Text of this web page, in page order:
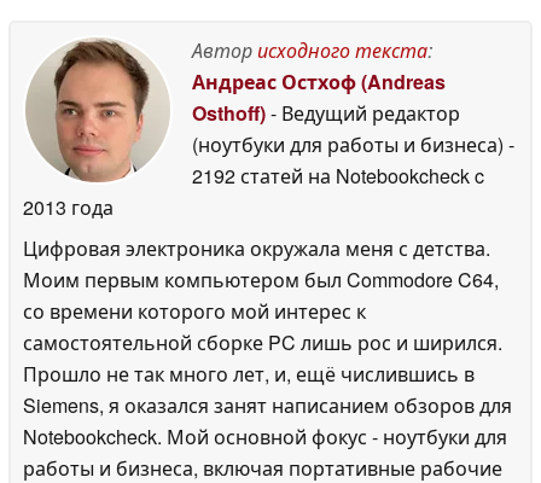
Edition03 July 2026
EX AI+25 June 2026
Авторисходного текста:
Андреас Остхоф (Andreas
Osthoff)- Ведущий редактор
(ноутбуки для работы и бизнеса) -
2192 статей на Notebookcheckc
2013 года
Цифровая электроника окружала меня с детства.
Моим первым компьютером был Commodore C64,
со времени которого мой интерес к
самостоятельной сборке PC лишь рос и ширился.
Прошло не так много лет, и, ещё числившись в
Siemens, я оказался занят написанием обзоров для
Notebookcheck. Мой основной фокус - ноутбуки для
работы и бизнеса, включая портативные рабочие